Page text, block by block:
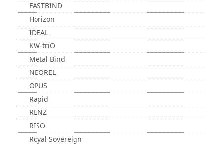
FASTBIND
Horizon
IDEAL
KW-triO
Metal Bind
NEOREL
OPUS
Rapid
RENZ
RISO
Royal Sovereign